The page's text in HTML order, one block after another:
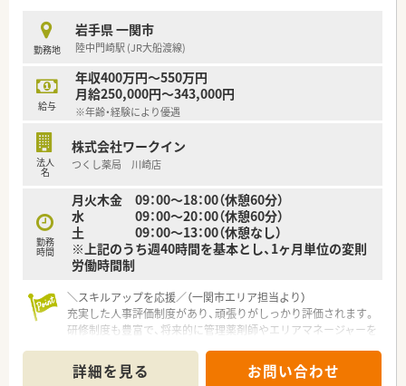
風通しの良い環境の中でモチベーション高く働けます。
【想定されるキャリアイメージ】
■定期的なフィードバック面談を通じてご自身の目標達成状況
を確認し着実にステップアップを図ることができます。
■現場での経験を積んだ後はご希望や適性に応じて管理薬剤師
やエリアマネージャーなどへの挑戦も可能です。
継続的な学習をサポートする体制があり専門性を高められま
す。
勤務地
岩手県 一関市
陸中門崎駅 (JR大船渡線)
給与
年収400万円～550万円
月給250,000円～343,000円
※年齢・経験により優遇
法人
名
株式会社ワークイン
つくし薬局 川崎店
勤務
時間
月火木金 09：00～18：00（休憩60分）
水 09：00～20：00（休憩60分）
土 09：00～13：00（休憩なし）
※上記のうち週40時間を基本とし、1ヶ月単位の変則
労働時間制
＼スキルアップを応援／（一関市エリア担当より）
充実した人事評価制度があり、頑張りがしっかり評価されます。
研修制度も豊富で、将来的に管理薬剤師やエリアマネージャーを
＊------------------------------------------＊
詳細を見る お問い合わせ